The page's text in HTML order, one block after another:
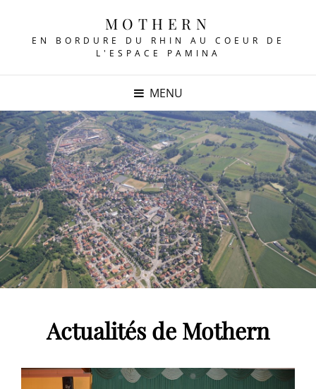
MOTHERN
EN BORDURE DU RHIN AU COEUR DE
L'ESPACE PAMINA
MENU
Actualités de Mothern